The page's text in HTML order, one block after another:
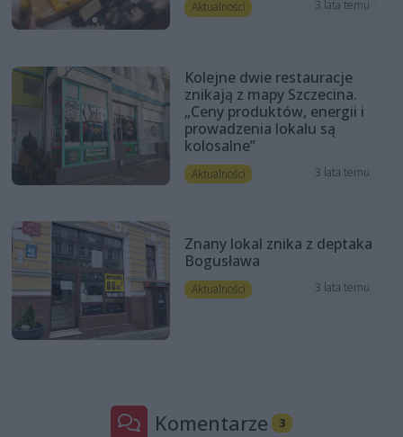
Aktualności 3 lata temu
Kolejne dwie restauracje
znikają z mapy Szczecina.
„Ceny produktów, energii i
prowadzenia lokalu są
kolosalne”
Aktualności 3 lata temu
Znany lokal znika z deptaka
Bogusława
Aktualności 3 lata temu
Komentarze 3